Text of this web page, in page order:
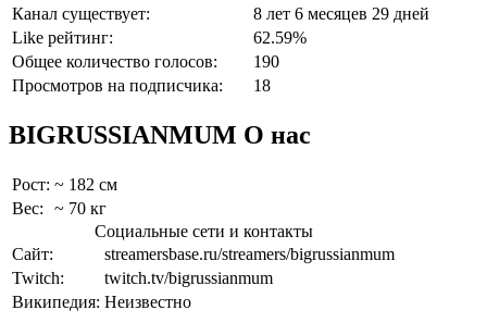
Канал существует:
8 лет 6 месяцев 29 дней
Like рейтинг:
62.59%
Общее количество голосов:
190
Просмотров на подписчика:
18
BIGRUSSIANMUM О нас
Рост: ~ 182 см
Вес:
~ 70 кг
Социальные сети и контакты
Сайт:
streamersbase.ru/streamers/bigrussianmum
Twitch:
twitch.tv/bigrussianmum
Википедия: Неизвестно